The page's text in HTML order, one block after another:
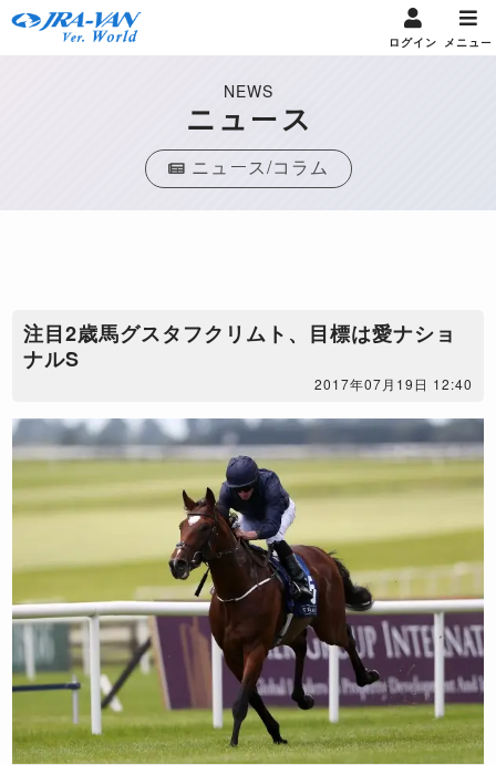
ログイン メニュー
NEWS
ニュース
ニュース/コラム
注目2歳馬グスタフクリムト、目標は愛ナショ
ナルS
2017年07月19日 12:40